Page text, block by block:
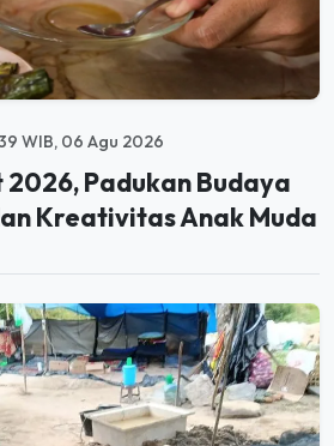
WIB, 06 Agu 2026
Padukan Budaya
Kreativitas Anak Muda